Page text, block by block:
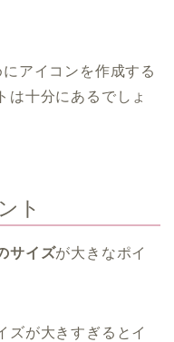
アイコンを作成する
は十分にあるでしょ
ト
サイズが大きなポイ
ズが大きすぎるとイ